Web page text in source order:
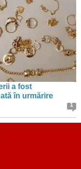
a fost
în urmărire
1